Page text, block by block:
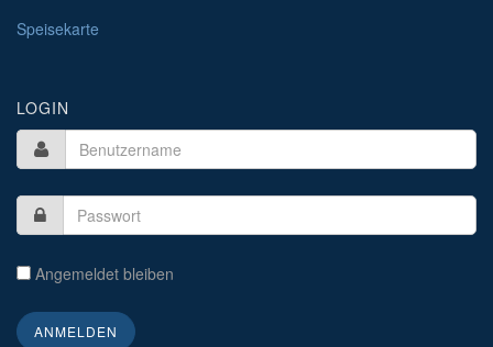
Speisekarte
LOGIN
Angemeldet bleiben